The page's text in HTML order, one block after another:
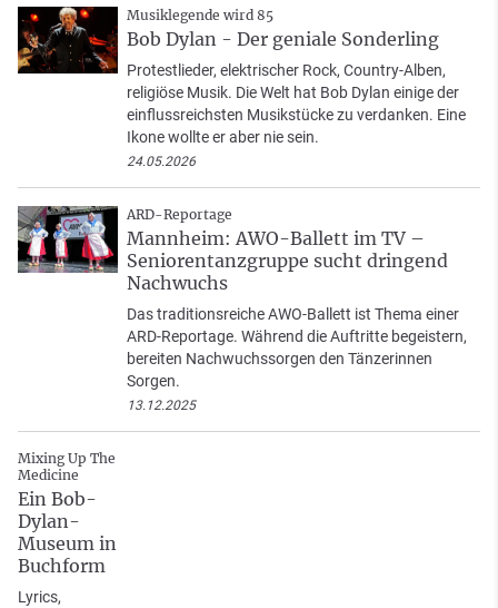
Musiklegende wird 85
Bob Dylan - Der geniale Sonderling
Protestlieder, elektrischer Rock, Country-Alben,
religiöse Musik. Die Welt hat Bob Dylan einige der
einflussreichsten Musikstücke zu verdanken. Eine
Ikone wollte er aber nie sein.
24.05.2026
ARD-Reportage
Mannheim: AWO-Ballett im TV –
Seniorentanzgruppe sucht dringend
Nachwuchs
Das traditionsreiche AWO-Ballett ist Thema einer
ARD-Reportage. Während die Auftritte begeistern,
bereiten Nachwuchssorgen den Tänzerinnen
Sorgen.
13.12.2025
Mixing Up The
Medicine
Ein Bob-
Dylan-
Museum in
Buchform
Lyrics,